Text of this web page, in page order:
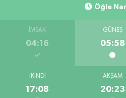
Öğle
İMSAK
04:16
GÜNEŞ
05:58
İKINDI
17:08
AKŞAM
20:23